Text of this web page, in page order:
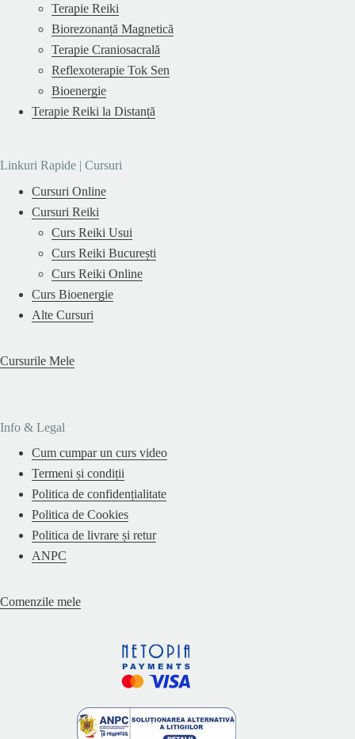
Terapie Reiki
Biorezonanță Magnetică
Terapie Craniosacrală
Reflexoterapie Tok Sen
Bioenergie
Terapie Reiki la Distanță
Linkuri Rapide | Cursuri
Cursuri Online
Cursuri Reiki
Curs Reiki Usui
Curs Reiki București
Curs Reiki Online
Curs Bioenergie
Alte Cursuri
Cursurile Mele
Info & Legal
Cum cumpar un curs video
Termeni și condiții
Politica de confidențialitate
Politica de Cookies
Politica de livrare și retur
ANPC
Comenzile mele